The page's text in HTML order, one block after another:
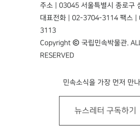
주소 | 03045 서울특별시 종로구
대표전화 | 02-3704-3114 팩스
3113
Copyright © 국립민속박물관.
RESERVED
민속소식을 가장 먼저 만
뉴스레터 구독하기